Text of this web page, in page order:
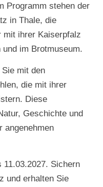
Programm stehen der
in Thale, die
mit ihrer Kaiserpfalz
im Brotmuseum.
mit den
die mit ihrer
Diese
Geschichte und
angenehmen
Sichern
und erhalten Sie